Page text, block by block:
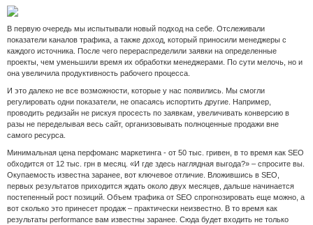
В первую очередь мы испытывали новый подход на себе. Отслеживали
показатели каналов трафика, а также доход, который приносили менеджеры с
каждого источника. После чего перераспределили заявки на определенные
проекты, чем уменьшили время их обработки менеджерами. По сути мелочь, но и
она увеличила продуктивность рабочего процесса.
И это далеко не все возможности, которые у нас появились. Мы смогли
регулировать одни показатели, не опасаясь испортить другие. Например,
проводить редизайн не рискуя просесть по заявкам, увеличивать конверсию в
разы не переделывая весь сайт, организовывать полноценные продажи вне
самого ресурса.
Минимальная цена перфоманс маркетинга - от 50 тыс. гривен, в то время как SEO
обходится от 12 тыс. грн в месяц. «И где здесь наглядная выгода?» – спросите вы.
Окупаемость известна заранее, вот ключевое отличие. Вложившись в SEO,
первых результатов приходится ждать около двух месяцев, дальше начинается
постепенный рост позиций. Объем трафика от SEO спрогнозировать еще можно, а
вот сколько это принесет продаж – практически неизвестно. В то время как
результаты performance вам известны заранее. Сюда будет входить не только